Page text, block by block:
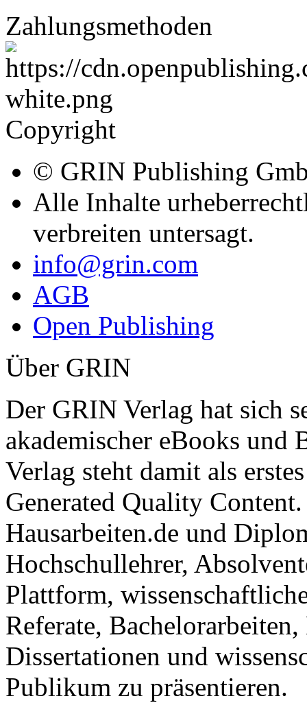
Zahlungsmethoden
Copyright
© GRIN Publishing
Alle Inhalte
verbreiten untersagt.
info@grin.com
AGB
Open Publishing
Über GRIN
Der GRIN Verlag hat sich
akademischer eBooks und
Verlag steht damit als
Generated Quality
Hausarbeiten.de und
Hochschullehrer,
Plattform,
Referate,
Dissertationen und
Publikum zu präsentieren.